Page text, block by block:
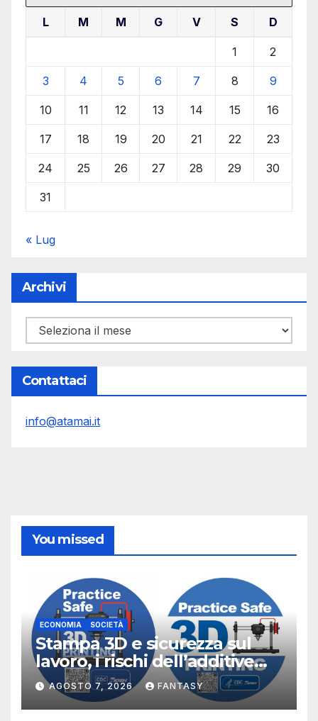
L M M G V S D
1 2
3 4 5 6 7 8 9
10 11 12 13 14 15 16
17 18 19 20 21 22 23
24 25 26 27 28 29 30
31
« Lug
Archivi
Archivi
Contattaci
info@atamai.it
You missed
ECONOMIA SOCIETÀ
Stampa 3D e sicurezza sul
lavoro, i rischi dell’additive
manufacturing secondo
NIOSH
AGOSTO 7, 2026 FANTASY